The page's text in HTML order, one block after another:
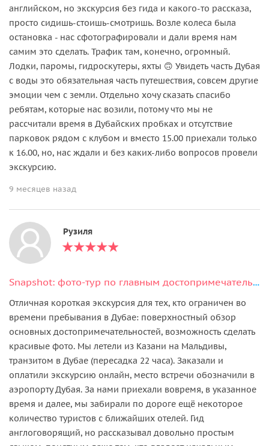
английском, но экскурсия без гида и какого-то рассказа,
просто сидишь-стоишь-смотришь. Возле колеса была
остановка - нас сфотографировали и дали время нам
самим это сделать. Трафик там, конечно, огромный.
Лодки, паромы, гидроскутеры, яхты 🙃 Увидеть часть Дубая
с воды это обязательная часть путешествия, совсем другие
эмоции чем с земли. Отдельно хочу сказать спасибо
ребятам, которые нас возили, потому что мы не
рассчитали время в Дубайских пробках и отсутствие
парковок рядом с клубом и вместо 15.00 приехали только
к 16.00, но, нас ждали и без каких-либо вопросов провели
экскурсию.
9 месяцев назад
Рузиля
Snapshot: фото-тур по главным достопримечательностям Дубая
Отличная короткая экскурсия для тех, кто ограничен во
времени пребывания в Дубае: поверхностный обзор
основных достопримечательностей, возможность сделать
красивые фото. Мы летели из Казани на Мальдивы,
транзитом в Дубае (пересадка 22 часа). Заказали и
оплатили экскурсию онлайн, место встречи обозначили в
аэропорту Дубая. За нами приехали вовремя, в указанное
время и далее, мы забирали по дороге ещё некоторое
количество туристов с ближайших отелей. Гид
англоговорящий, но рассказывал довольно простым